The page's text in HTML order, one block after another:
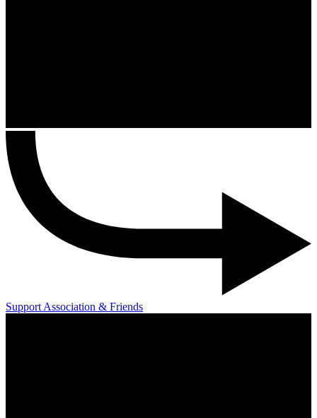
Support Association & Friends